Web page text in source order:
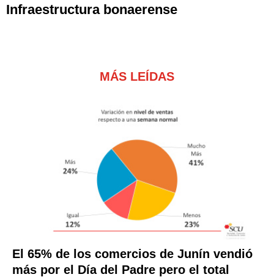
Infraestructura bonaerense
MÁS LEÍDAS
El 65% de los comercios de Junín vendió
más por el Día del Padre pero el total